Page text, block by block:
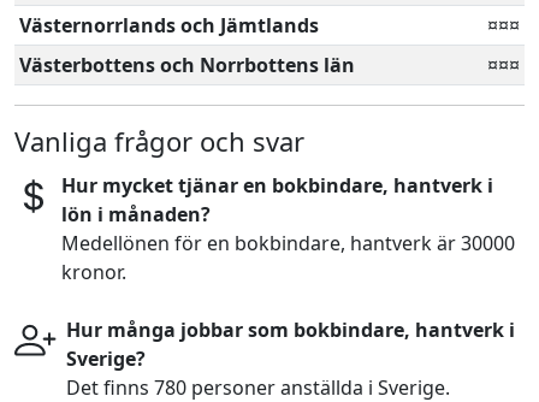
Västernorrlands och Jämtlands
¤¤¤
Västerbottens och Norrbottens län
¤¤¤
Vanliga frågor och svar
Hur mycket tjänar en bokbindare, hantverk i
lön i månaden?
Medellönen för en bokbindare, hantverk är 30000
kronor.
Hur många jobbar som bokbindare, hantverk i
Sverige?
Det finns 780 personer anställda i Sverige.